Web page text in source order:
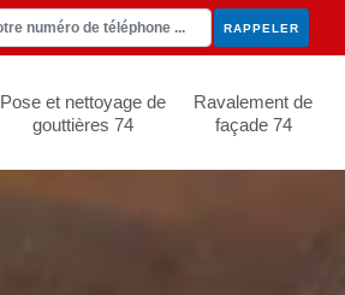
Pose et nettoyage de
gouttières 74
Ravalement de
façade 74